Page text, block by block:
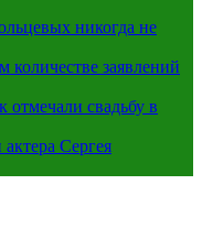
никогда не
заявлений
отмечали свадьбу в
Сергея